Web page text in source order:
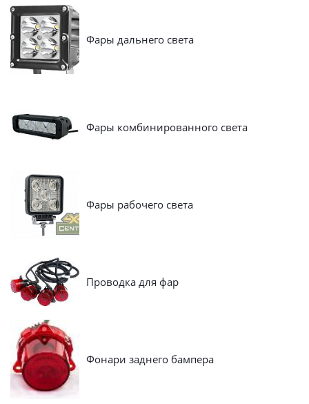
Фары дальнего света
Фары комбинированного света
Фары рабочего света
Проводка для фар
Фонари заднего бампера